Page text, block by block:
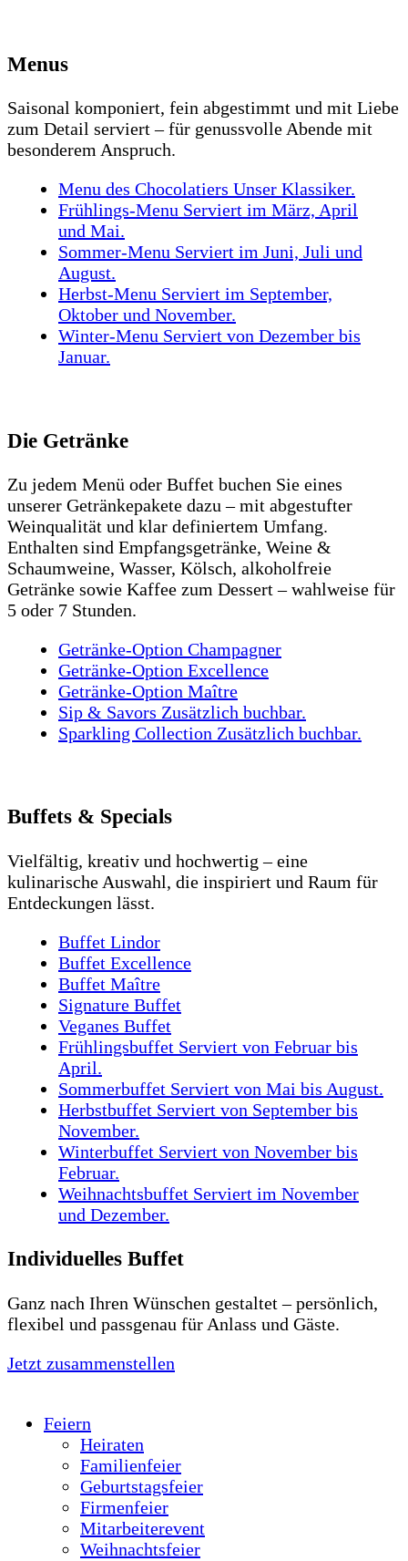
Menus
Saisonal komponiert, fein abgestimmt und mit Liebe
zum Detail serviert – für genussvolle Abende mit
besonderem Anspruch.
Menu des Chocolatiers Unser Klassiker.
Frühlings-Menu Serviert im März, April
und Mai.
Sommer-Menu Serviert im Juni, Juli und
August.
Herbst-Menu Serviert im September,
Oktober und November.
Winter-Menu Serviert von Dezember bis
Januar.
Die Getränke
Zu jedem Menü oder Buffet buchen Sie eines
unserer Getränkepakete dazu – mit abgestufter
Weinqualität und klar definiertem Umfang.
Enthalten sind Empfangsgetränke, Weine &
Schaumweine, Wasser, Kölsch, alkoholfreie
Getränke sowie Kaffee zum Dessert – wahlweise für
5 oder 7 Stunden.
Getränke-Option Champagner
Getränke-Option Excellence
Getränke-Option Maître
Sip & Savors Zusätzlich buchbar.
Sparkling Collection Zusätzlich buchbar.
Buffets & Specials
Vielfältig, kreativ und hochwertig – eine
kulinarische Auswahl, die inspiriert und Raum für
Entdeckungen lässt.
Buffet Lindor
Buffet Excellence
Buffet Maître
Signature Buffet
Veganes Buffet
Frühlingsbuffet Serviert von Februar bis
April.
Sommerbuffet Serviert von Mai bis August.
Herbstbuffet Serviert von September bis
November.
Winterbuffet Serviert von November bis
Februar.
Weihnachtsbuffet Serviert im November
und Dezember.
Individuelles Buffet
Ganz nach Ihren Wünschen gestaltet – persönlich,
flexibel und passgenau für Anlass und Gäste.
Jetzt zusammenstellen
Feiern
Heiraten
Familienfeier
Geburtstagsfeier
Firmenfeier
Mitarbeiterevent
Weihnachtsfeier